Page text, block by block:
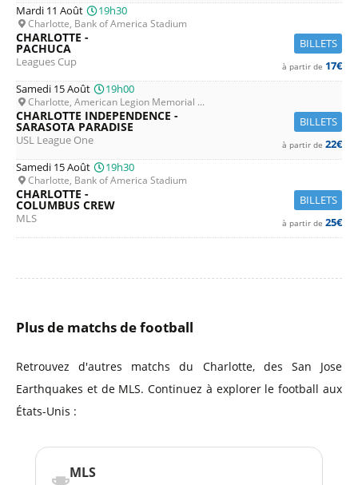
Mardi 11 Août
19h30
Charlotte, Bank of America Stadium
BILLETS
CHARLOTTE -
PACHUCA
Leagues Cup à partir de 17€
Samedi 15 Août
19h00
Charlotte, American Legion Memorial ...
BILLETS
CHARLOTTE INDEPENDENCE -
SARASOTA PARADISE
USL League One à partir de 22€
Samedi 15 Août
19h30
Charlotte, Bank of America Stadium
BILLETS
CHARLOTTE -
COLUMBUS CREW
MLS à partir de 25€
Plus de matchs de football
Retrouvez d'autres matchs du Charlotte, des San Jose
Earthquakes et de MLS. Continuez à explorer le football aux
États-Unis :
MLS